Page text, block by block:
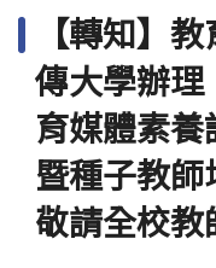
借用項目
AI專區
【轉知】
傳大學辦
育媒體素
暨種子教師
敬請全校